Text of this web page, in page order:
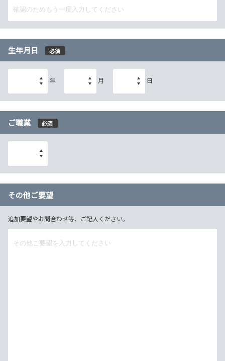
生年月日 必須
年 月 日
ご職業 必須
その他ご要望
追加要望やお問合わせ等、ご記入ください。